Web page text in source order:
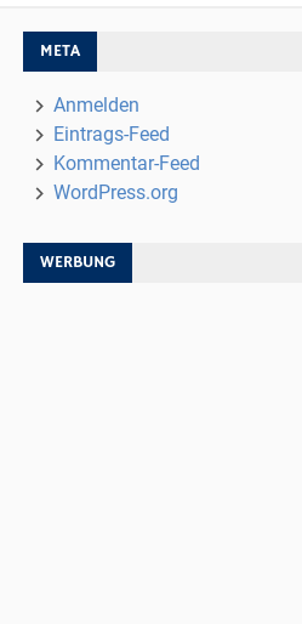
META
Anmelden
Eintrags-Feed
Kommentar-Feed
WordPress.org
WERBUNG